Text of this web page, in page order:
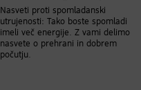
Nasveti proti spomladanski
utrujenosti: Tako boste spomladi
imeli več energije. Z vami delimo
nasvete o prehrani in dobrem
počutju.